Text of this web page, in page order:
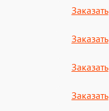
Заказать
Заказать
Заказать
Заказать